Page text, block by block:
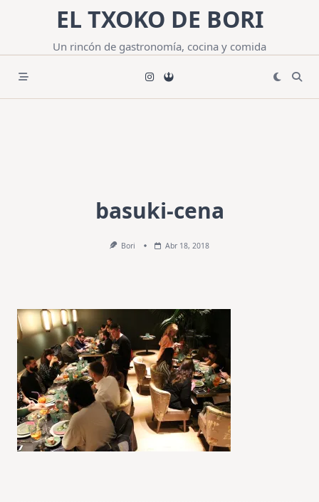
contenido
EL TXOKO DE BORI
Un rincón de gastronomía, cocina y comida
basuki-cena
Bori Abr 18, 2018